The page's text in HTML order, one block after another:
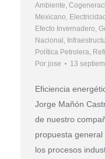
Ambiente
Mexicano
Efecto Invernadero
Nacional
Política Petrolera
Por jose 13
Eficiencia
Jorge Mañón
de nuestro
propuesta
los procesos